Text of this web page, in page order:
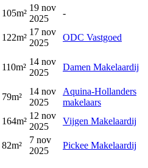
105m²
19 nov
2025
-
122m²
17 nov
2025
ODC Vastgoed
110m²
14 nov
2025
Damen Makelaardij
79m²
14 nov
2025
Aquina-Hollanders
makelaars
164m²
12 nov
2025
Vijgen Makelaardij
82m²
7 nov
2025
Pickee Makelaardij